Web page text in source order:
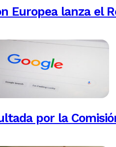
Europea lanza el
por la